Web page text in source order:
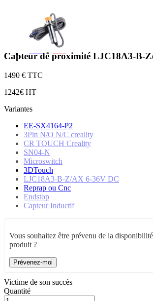
Capteur de proximité LJC18A3-B-
1490 € TTC
1242€ HT
Variantes
EE-SX4164-P2
3Pin N/O N/C creality
CR TOUCH Creality
SN04-N
Microswitch
3DTouch
LJC18A3-B-Z/AX 6-36V DC
Reprap ou Cnc
Endstop
Capteur Inductif
Vous souhaitez être prévenu de la
produit ?
Prévenez-moi
Victime de son succès
Quantité